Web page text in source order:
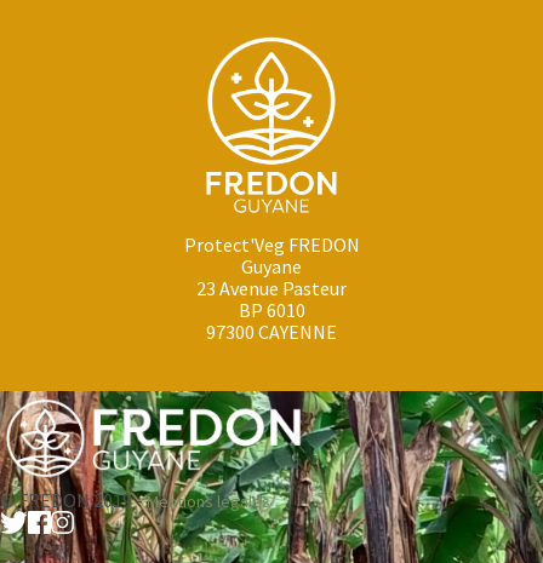
Protect'Veg FREDON
Guyane
23 Avenue Pasteur
BP 6010
97300 CAYENNE
© FREDON 2019 -Mentions légales